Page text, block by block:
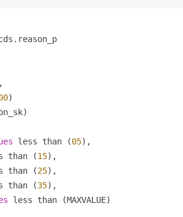
)
less than (05),
than (15),
than (25),
than (35),
less than (MAXVALUE)